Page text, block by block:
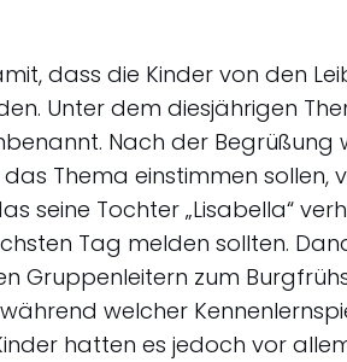
dass die Kinder von den
Unter dem diesjährigen
Nach der
Thema einstimmen sollen,
seine Tochter „Lisabella“
Tag melden sollten.
Gruppenleitern zum
welcher
hatten es jedoch vor